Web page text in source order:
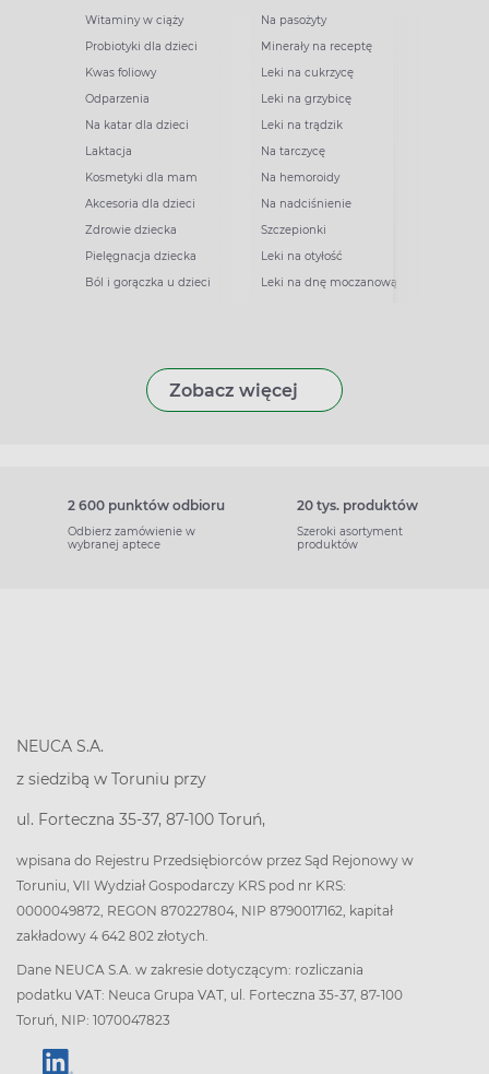
Witaminy w ciąży
Probiotyki dla dzieci
Kwas foliowy
Odparzenia
Na katar dla dzieci
Laktacja
Kosmetyki dla mam
Akcesoria dla dzieci
Zdrowie dziecka
Pielęgnacja dziecka
Ból i gorączka u dzieci
Na pasożyty
Minerały na receptę
Leki na cukrzycę
Leki na grzybicę
Leki na trądzik
Na tarczycę
Na hemoroidy
Na nadciśnienie
Szczepionki
Leki na otyłość
Leki na dnę moczanową
Zobacz więcej
2 600 punktów odbioru
Odbierz zamówienie w
wybranej aptece
20 tys. produktów
Szeroki asortyment
produktów
NEUCA S.A.
z siedzibą w Toruniu przy
ul. Forteczna 35-37, 87-100 Toruń,
wpisana do Rejestru Przedsiębiorców przez Sąd Rejonowy w
Toruniu, VII Wydział Gospodarczy KRS pod nr KRS:
0000049872, REGON 870227804, NIP 8790017162, kapitał
zakładowy 4 642 802 złotych.
Dane NEUCA S.A. w zakresie dotyczącym: rozliczania
podatku VAT: Neuca Grupa VAT, ul. Forteczna 35-37, 87-100
Toruń, NIP: 1070047823